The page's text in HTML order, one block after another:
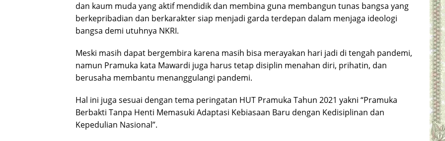
dan kaum muda yang aktif mendidik dan membina guna membangun tunas bangsa yang
berkepribadian dan berkarakter siap menjadi garda terdepan dalam menjaga ideologi
bangsa demi utuhnya NKRI.
Meski masih dapat bergembira karena masih bisa merayakan hari jadi di tengah pandemi,
namun Pramuka kata Mawardi juga harus tetap disiplin menahan diri, prihatin, dan
berusaha membantu menanggulangi pandemi.
Hal ini juga sesuai dengan tema peringatan HUT Pramuka Tahun 2021 yakni “Pramuka
Berbakti Tanpa Henti Memasuki Adaptasi Kebiasaan Baru dengan Kedisiplinan dan
Kepedulian Nasional”.